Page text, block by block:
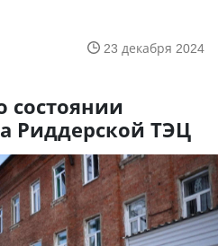
23 декабря 2024
состоянии
Риддерской ТЭЦ